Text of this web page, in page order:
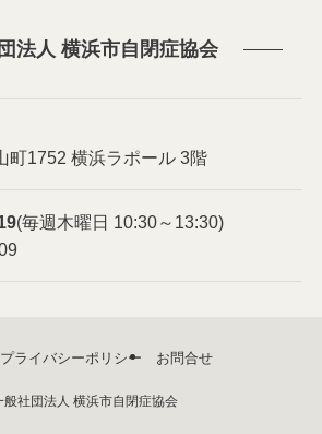
法人 横浜市自閉症協会
町1752 横浜ラポール 3階
(毎週木曜日 10:30～13:30)
プライバシーポリシー お問合せ
社団法人 横浜市自閉症協会